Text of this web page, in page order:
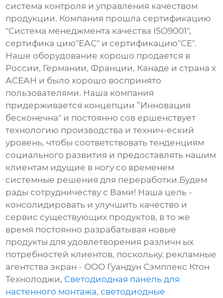
система контроля и управления качеством
продукции. Компания прошла сертификацию
"Система менеджмента качества ISO9001",
сертифика цию"ЕАС" и сертификацию"СЕ".
Наше оборудование хорошо продается в
России, Германии, Франции, Канаде и страна х
АСЕАН и было хорошо воспринято
пользователями. Наша компания
придерживается концепции ”Инновация
бесконечна" и постоянно сов ершенствует
технологию производства и технич-еский
уровень, чтобы соответствовать тенденциям
социального развития и предоставлять нашим
клиентам идущие в ногу со временем
системные решения для переработки.Будем
рады сотрудничеству с Вами! Наша цель -
консолидировать и улучшить качество и
сервис существующих продуктов, в то же
время постоянно разрабатывая новые
продукты для удовлетворения различн ых
потребностей клиентов, поскольку. рекламные
агентства экран - ООО Гуандун Сэмплекс Ктон
Технолоджи, Светодиодная панель для
настенного монтажа,светодиодные